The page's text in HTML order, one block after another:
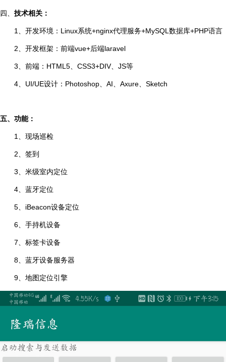
四、 技术相关：
1 、开发环境： Linux系统+nginx代理服务+MySQL 数据库+PHP语言
2 、开发框架：前端vue+后端laravel
3 、前端： HTML5 CSS3+DIV、 JS等
4 UI/UE设计： Photoshop AI Axure Sketch
五、功能：
1 、现场巡检
2 、签到
3 、米级室内定位
4 、蓝牙定位
5 iBeacon设备定位
6 、手持机设备
7 、标签卡设备
8 、蓝牙设备服务器
9 、地图定位引擎